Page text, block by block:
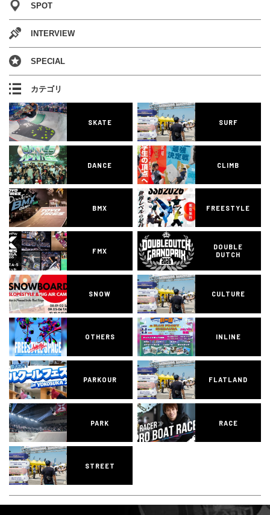
SPOT
INTERVIEW
SPECIAL
カテゴリ
SKATE SURF
DANCE CLIMB
BMX FREESTYLE
FMX
DOUBLE
DUTCH
SNOW CULTURE
OTHERS INLINE
PARKOUR FLATLAND
PARK RACE
STREET